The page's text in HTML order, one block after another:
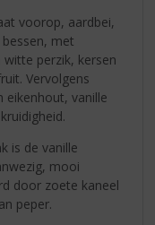
voorop, aardbei,
met
witte perzik, kersen
Vervolgens
eikenhout, vanille
is de vanille
mooi
door zoete kaneel
peper.